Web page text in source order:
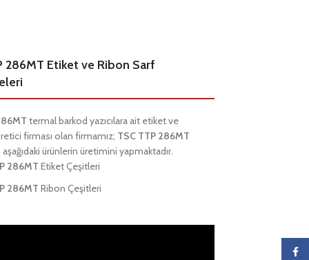
286MT Etiket ve Ribon Sarf
termal barkod yazıcılara ait etiket ve
firması olan firmamız; TSC TTP 286MT
ürünlerin üretimini yapmaktadır.
286MT Etiket Çeşitleri
286MT Ribon Çeşitleri